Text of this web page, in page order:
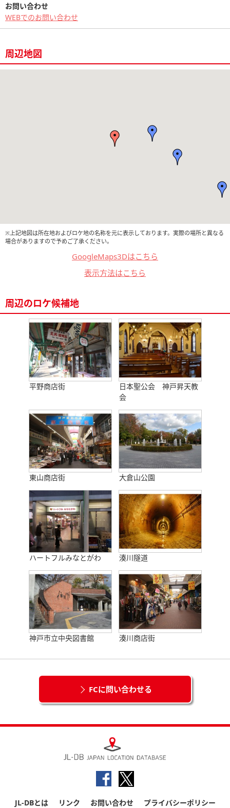
お問い合わせ
WEBでのお問い合わせ
周辺地図
※上記地図は所在地およびロケ地の名称を元に表示しております。実際の場所と異なる
場合がありますので予めご了承ください。
GoogleMaps3Dはこちら
表示方法はこちら
周辺のロケ候補地
平野商店街
日本聖公会 神戸昇天教
会
東山商店街 大倉山公園
ハートフルみなとがわ 湊川隧道
神戸市立中央図書館 湊川商店街
FCに問い合わせる
JL-DBとは リンク お問い合わせ プライバシーポリシー